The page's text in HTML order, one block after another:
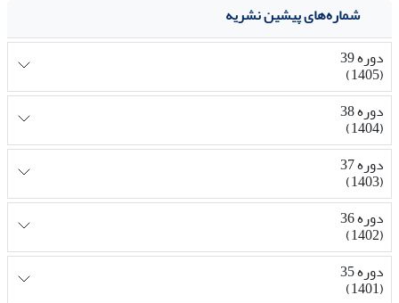
شماره‌های پیشین نشریه
دوره 39
(1405)
دوره 38
(1404)
دوره 37
(1403)
دوره 36
(1402)
دوره 35
(1401)